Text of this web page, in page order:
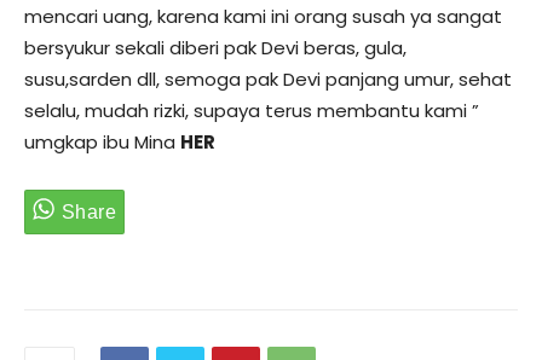
mencari uang, karena kami ini orang susah ya sangat
bersyukur sekali diberi pak Devi beras, gula,
susu,sarden dll, semoga pak Devi panjang umur, sehat
selalu, mudah rizki, supaya terus membantu kami ”
umgkap ibu Mina HER